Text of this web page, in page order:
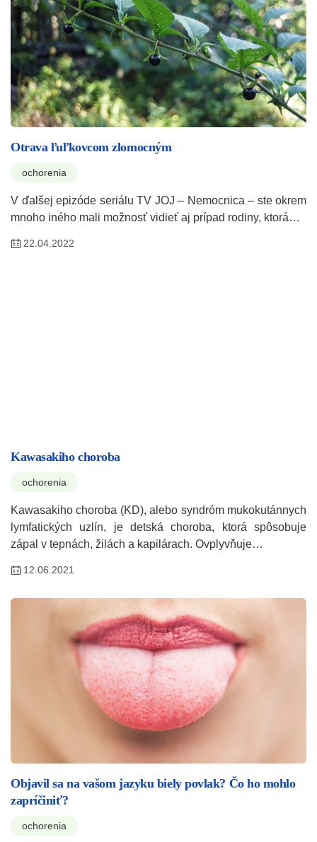
Otrava ľuľkovcom zlomocným
ochorenia
V ďalšej epizóde seriálu TV JOJ – Nemocnica – ste okrem
mnoho iného mali možnosť vidieť aj prípad rodiny, ktorá…
22.04.2022
Kawasakiho choroba
ochorenia
Kawasakiho choroba (KD), alebo syndróm mukokutánnych
lymfatických uzlín, je detská choroba, ktorá spôsobuje
zápal v tepnách, žilách a kapilárach. Ovplyvňuje…
12.06.2021
Objavil sa na vašom jazyku biely povlak? Čo ho mohlo
zapríčiniť?
ochorenia